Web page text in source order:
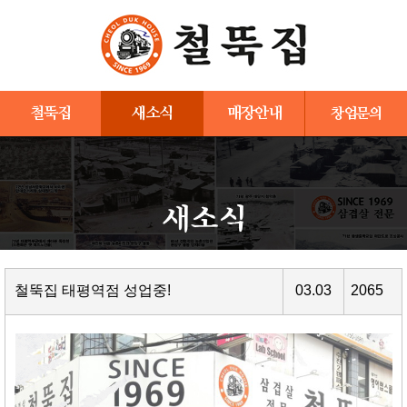
철뚝집 새소식 매장안내 창업문의
철뚝집 태평역점 성업중! 03.03 2065